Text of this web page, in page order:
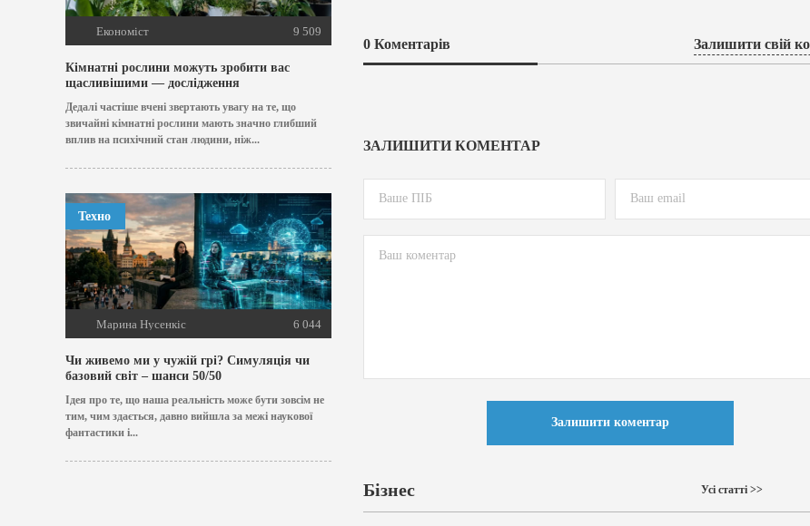
Економіст 9 509
Кімнатні рослини можуть зробити вас
щасливішими — дослідження
Дедалі частіше вчені звертають увагу на те, що
звичайні кімнатні рослини мають значно глибший
вплив на психічний стан людини, ніж...
Техно
Марина Нусенкіс 6 044
Чи живемо ми у чужій грі? Симуляція чи
базовий світ – шанси 50/50
Ідея про те, що наша реальність може бути зовсім не
тим, чим здається, давно вийшла за межі наукової
фантастики і...
0 Коментарів Залишити свій
ЗАЛИШИТИ КОМЕНТАР
Залишити коментар
Бізнес Усі статті >>